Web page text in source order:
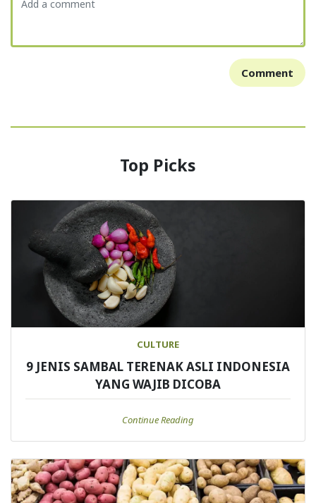
Comment
Top Picks
CULTURE
9 JENIS SAMBAL TERENAK ASLI INDONESIA
YANG WAJIB DICOBA
Continue Reading